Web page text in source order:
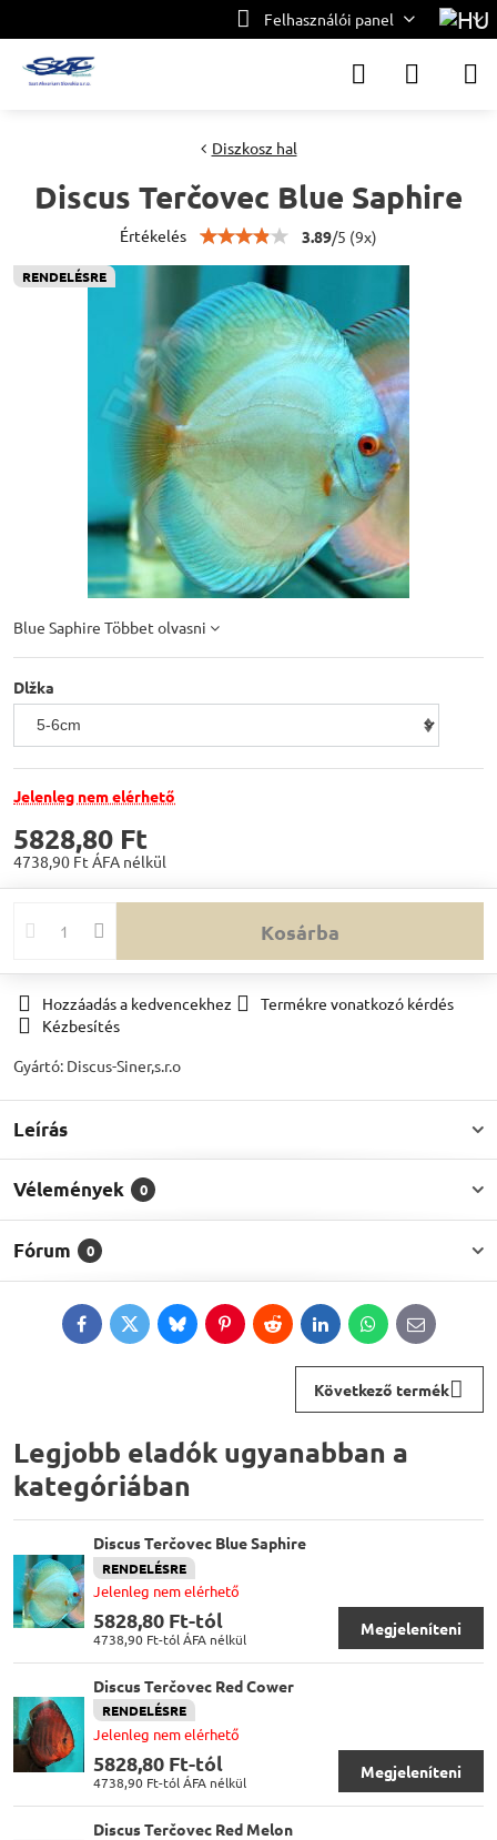
Felhasználói panel
RENDELÉSRE
Diszkosz hal
Discus Terčovec Blue Saphire
Értékelés 3.89/5 (9x)
Blue Saphire Többet olvasni
Dlžka
Jelenleg nem elérhető
5828,80 Ft
4738,90 Ft ÁFA nélkül
Kosárba
Hozzáadás a kedvencekhez
Termékre vonatkozó kérdés
Kézbesítés
Gyártó: Discus-Siner,s.r.o
Leírás
Vélemények 0
Fórum 0
FacebookTwitterBlueskyPinterestRedditLinkedInWhatsApp
E-
mail
Következő termék
Legjobb eladók ugyanabban a
kategóriában
Discus Terčovec Blue Saphire
RENDELÉSRE
Jelenleg nem elérhető
5828,80 Ft-tól
4738,90 Ft-tólÁFA nélkül
Megjeleníteni
Discus Terčovec Red Cower
RENDELÉSRE
Jelenleg nem elérhető
5828,80 Ft-tól
4738,90 Ft-tólÁFA nélkül
Megjeleníteni
Discus Terčovec Red Melon